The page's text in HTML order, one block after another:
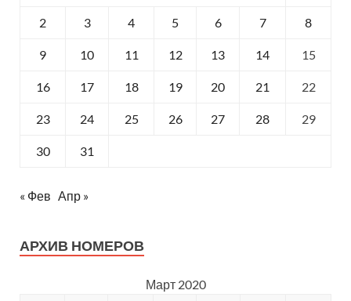
2 3 4 5 6 7 8
9 10 11 12 13 14 15
16 17 18 19 20 21 22
23 24 25 26 27 28 29
30 31
« Фев Апр »
АРХИВ НОМЕРОВ
Март 2020